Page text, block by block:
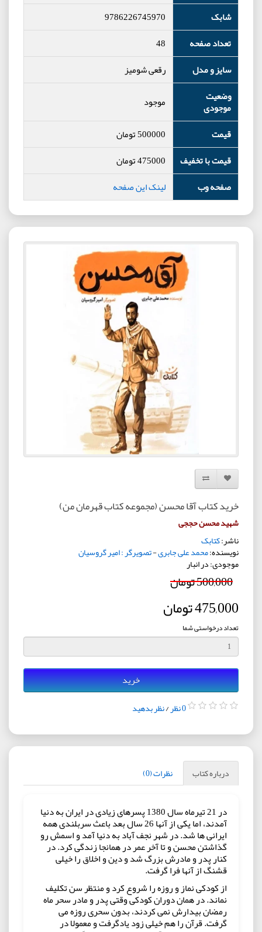
شابک
9786226745970
تعداد صفحه
48
سایز و مدل
رقعی شومیز
وضعیت
موجودی
موجود
قیمت
500000تومان
قیمت با تخفیف
475000تومان
صفحه وب
لینک این صفحه
افزودن به لیست دلخواه
مقایسه این محصول
خرید کتاب آقا محسن (مجموعه کتاب قهرمان من)
شهید محسن حججی
ناشر:کتابک
نویسنده:محمد علی جابری-تصویرگر : امیر گروسیان
موجودی: در انبار
500,000 تومان
475,000 تومان
تعداد درخواستی شما
خرید
0 نظر /نظر بدهید
درباره کتاب نظرات (0)
در 21 تیرماه سال 1380 پسرهای زیادی در ایران به دنیا
آمدند، اما یکی از آنها 26 سال بعد باعث سربلندی همه
ایرانی ها شد. در شهر نجف آباد به دنیا آمد و اسمش رو
گذاشتن محسن و تا آخر عمر در همانجا زندگی کرد. در
کنار پدر و مادرش بزرگ شد و دین و اخلاق را خیلی
قشنگ از آنها فرا گرفت.
از کودکی نماز و روزه را شروع کرد و منتظر سن تکلیف
نماند. در همان دوران کودکی وقتی پدر و مادر سحر ماه
رمضان بیدارش نمی کردند، بدون سحری روزه می
گرفت. قرآن را هم خیلی زود یادگرفت و معمولا در